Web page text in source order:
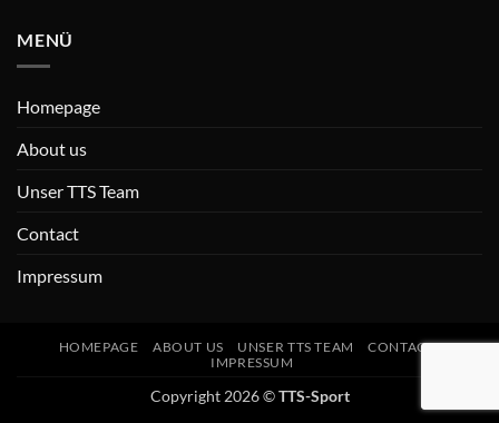
MENÜ
Homepage
About us
Unser TTS Team
Contact
Impressum
HOMEPAGE ABOUT US UNSER TTS TEAM
CONTACT
IMPRESSUM
Copyright 2026 ©TTS-Sport